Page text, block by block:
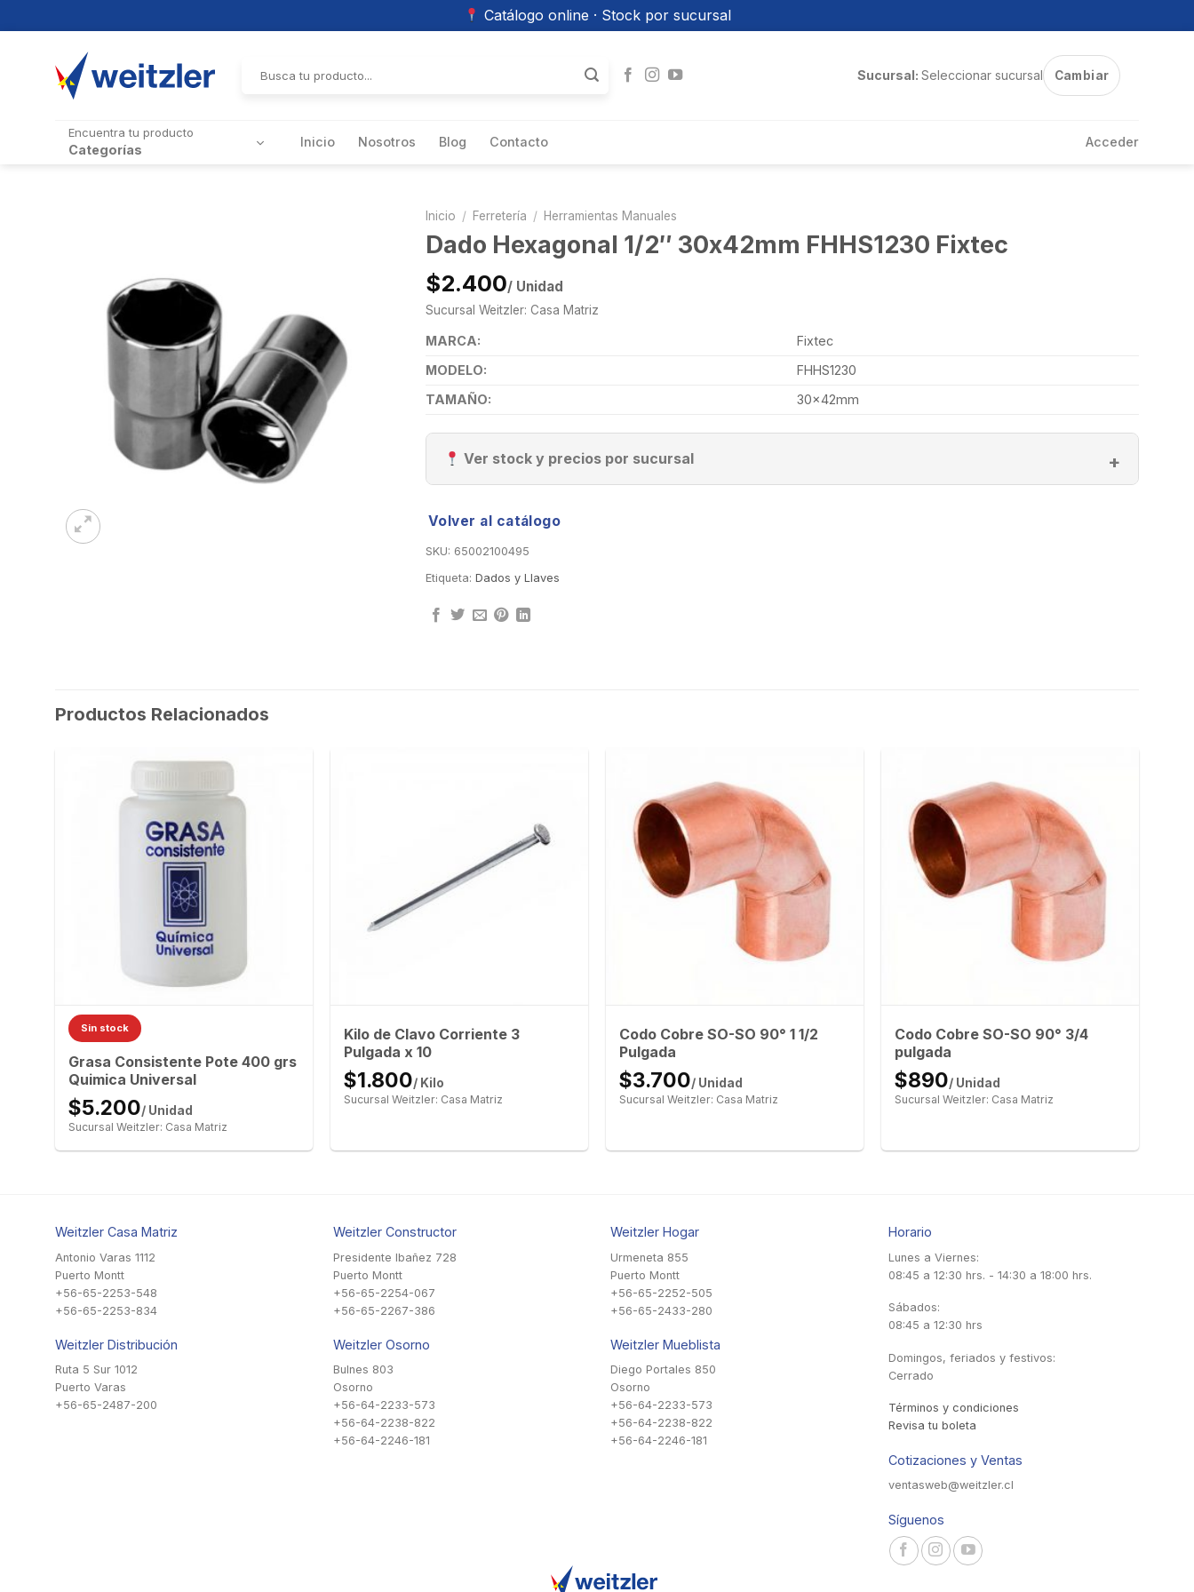
Catálogo online · Stock por sucursal
por:
Sucursal: Seleccionar sucursal Cambiar
Encuentra tu producto
Categorías Inicio Nosotros Blog Contacto Acceder
Inicio / Ferretería / Herramientas Manuales
Dado Hexagonal 1/2″ 30x42mm FHHS1230 Fixtec
$2.400/ Unidad
Sucursal Weitzler: Casa Matriz
MARCA:
Fixtec
MODELO:
FHHS1230
TAMAÑO:
30x42mm
Ver stock y precios por sucursal
Volver al catálogo
SKU: 65002100495
Etiqueta: Dados y Llaves
Productos Relacionados
Sin stock
Grasa Consistente Pote 400 grs
Quimica Universal
$5.200/ Unidad
Sucursal Weitzler: Casa Matriz
Kilo de Clavo Corriente 3
Pulgada x 10
$1.800/ Kilo
Sucursal Weitzler: Casa Matriz
Codo Cobre SO-SO 90° 1 1/2
Pulgada
$3.700/ Unidad
Sucursal Weitzler: Casa Matriz
Codo Cobre SO-SO 90° 3/4
pulgada
$890/ Unidad
Sucursal Weitzler: Casa Matriz
Weitzler Casa Matriz
Antonio Varas 1112
Puerto Montt
+56-65-2253-548
+56-65-2253-834
Weitzler Distribución
Ruta 5 Sur 1012
Puerto Varas
+56-65-2487-200
Weitzler Constructor
Presidente Ibañez 728
Puerto Montt
+56-65-2254-067
+56-65-2267-386
Weitzler Osorno
Bulnes 803
Osorno
+56-64-2233-573
+56-64-2238-822
+56-64-2246-181
Weitzler Hogar
Urmeneta 855
Puerto Montt
+56-65-2252-505
+56-65-2433-280
Weitzler Mueblista
Diego Portales 850
Osorno
+56-64-2233-573
+56-64-2238-822
+56-64-2246-181
Horario
Lunes a Viernes:
08:45 a 12:30 hrs. - 14:30 a 18:00 hrs.
Sábados:
08:45 a 12:30 hrs
Domingos, feriados y festivos:
Cerrado
Términos y condiciones
Revisa tu boleta
Cotizaciones y Ventas
ventasweb@weitzler.cl
Síguenos